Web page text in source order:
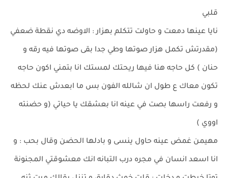
قلبي
نايا عينها دمعت و حاولت تتكلم بهزار : الاوضه دي نقطة ضعفي
(مقدرتش تكمل هزار صوتها وطي جدا بقى صوتها فيه رقه و
حنان ) كل حاجه هنا فيها ريحتك لمستك انا بتمني اكون حاجه
تكون معاك ع طول ان شالله الفون بس ما ابعدش عنك لحظه
و رفعت راسها بصت في عينه انا بعشقك يا حياتي (و حضنته
اووي )
مهيمن غمض عينه حاول ينسى و بادلها الحضن وقال بحب : و
انا اسعد انسان في مجره درب التبانه انك معشوقتي المجنونة